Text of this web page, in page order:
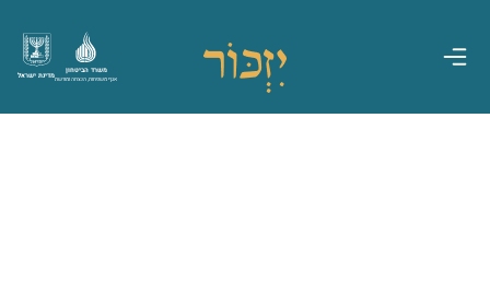
מדינת ישראל
משרד הביטחון
אגף משפחות, הנצחה ומורשת